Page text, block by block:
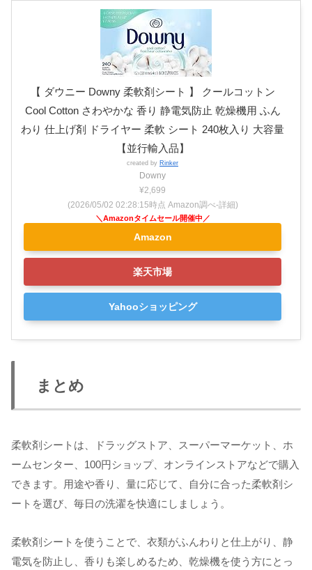
【 ダウニー Downy 柔軟剤シート 】 クールコットン
Cool Cotton さわやかな 香り 静電気防止 乾燥機用 ふん
わり 仕上げ剤 ドライヤー 柔軟 シート 240枚入り 大容量
【並行輸入品】
created by Rinker
Downy
¥2,699
(2026/05/02 02:28:15時点 Amazon調べ-詳細)
Amazon
楽天市場
Yahooショッピング
まとめ
柔軟剤シートは、ドラッグストア、スーパーマーケット、ホ
ームセンター、100円ショップ、オンラインストアなどで購入
できます。用途や香り、量に応じて、自分に合った柔軟剤シ
ートを選び、毎日の洗濯を快適にしましょう。
柔軟剤シートを使うことで、衣類がふんわりと仕上がり、静
電気を防止し、香りも楽しめるため、乾燥機を使う方にとっ